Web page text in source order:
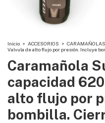
Inicio > ACCESORIOS > CARAMAÑOLAS
Valvula de alto flujo por presión. Incluye
Caramañola
capacidad
alto flujo por
bombilla.